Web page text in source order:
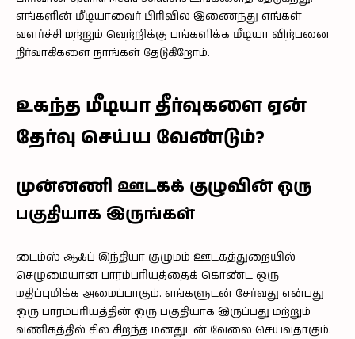
எங்களின் மீடியாவைர் பிரிவில் இணைந்து எங்கள்
வளர்ச்சி மற்றும் வெற்றிக்கு பங்களிக்க மீடியா விற்பனை
நிர்வாகிகளை நாங்கள் தேடுகிறோம்.
உகந்த மீடியா தீர்வுகளை ஏன்
தேர்வு செய்ய வேண்டும்?
முன்னணி ஊடகக் குழுவின் ஒரு
பகுதியாக இருங்கள்
டைம்ஸ் ஆஃப் இந்தியா குழுமம் ஊடகத்துறையில்
செழுமையான பாரம்பரியத்தைக் கொண்ட ஒரு
மதிப்புமிக்க அமைப்பாகும். எங்களுடன் சேர்வது என்பது
ஒரு பாரம்பரியத்தின் ஒரு பகுதியாக இருப்பது மற்றும்
வணிகத்தில் சில சிறந்த மனதுடன் வேலை செய்வதாகும்.